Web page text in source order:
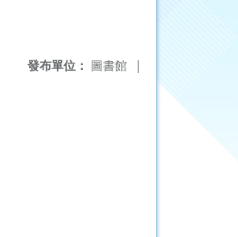
發布單位： 圖書館 |